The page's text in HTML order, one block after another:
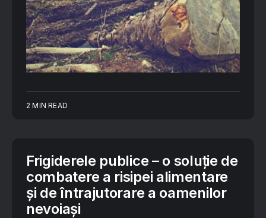
2 MIN READ
Frigiderele publice – o soluție de
combatere a risipei alimentare
și de întrajutorare a oamenilor
nevoiași